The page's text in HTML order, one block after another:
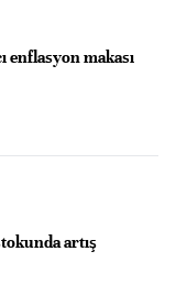
enflasyon makası
artış